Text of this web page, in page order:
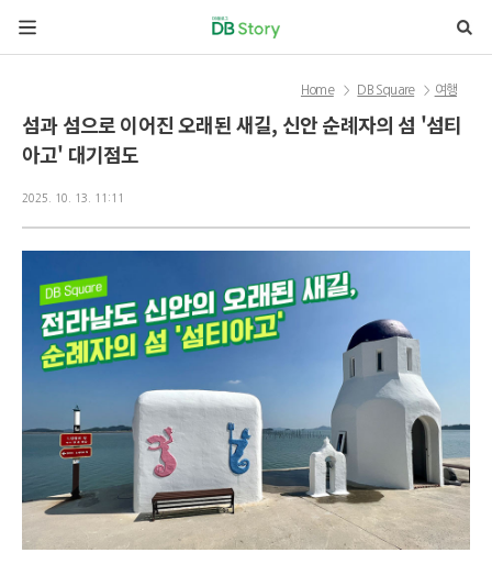
Home > DB Square > 여행
섬과 섬으로 이어진 오래된 새길, 신안 순례자의 섬 '섬티
아고' 대기점도
2025. 10. 13. 11:11